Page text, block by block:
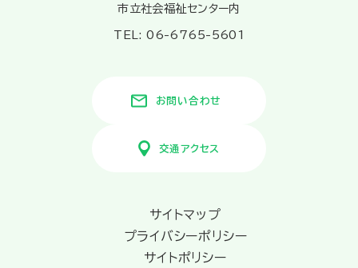
市立社会福祉センター内
TEL: 06-6765-5601
お問い合わせ
交通アクセス
サイトマップ
プライバシーポリシー
サイトポリシー